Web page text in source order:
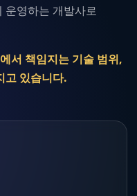
운영하는 개발사로
서 책임지는 기술 범위,
고 있습니다.